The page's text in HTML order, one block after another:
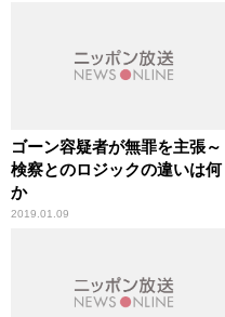
ゴーン容疑者が無罪を主張～
検察とのロジックの違いは何
か
2019.01.09